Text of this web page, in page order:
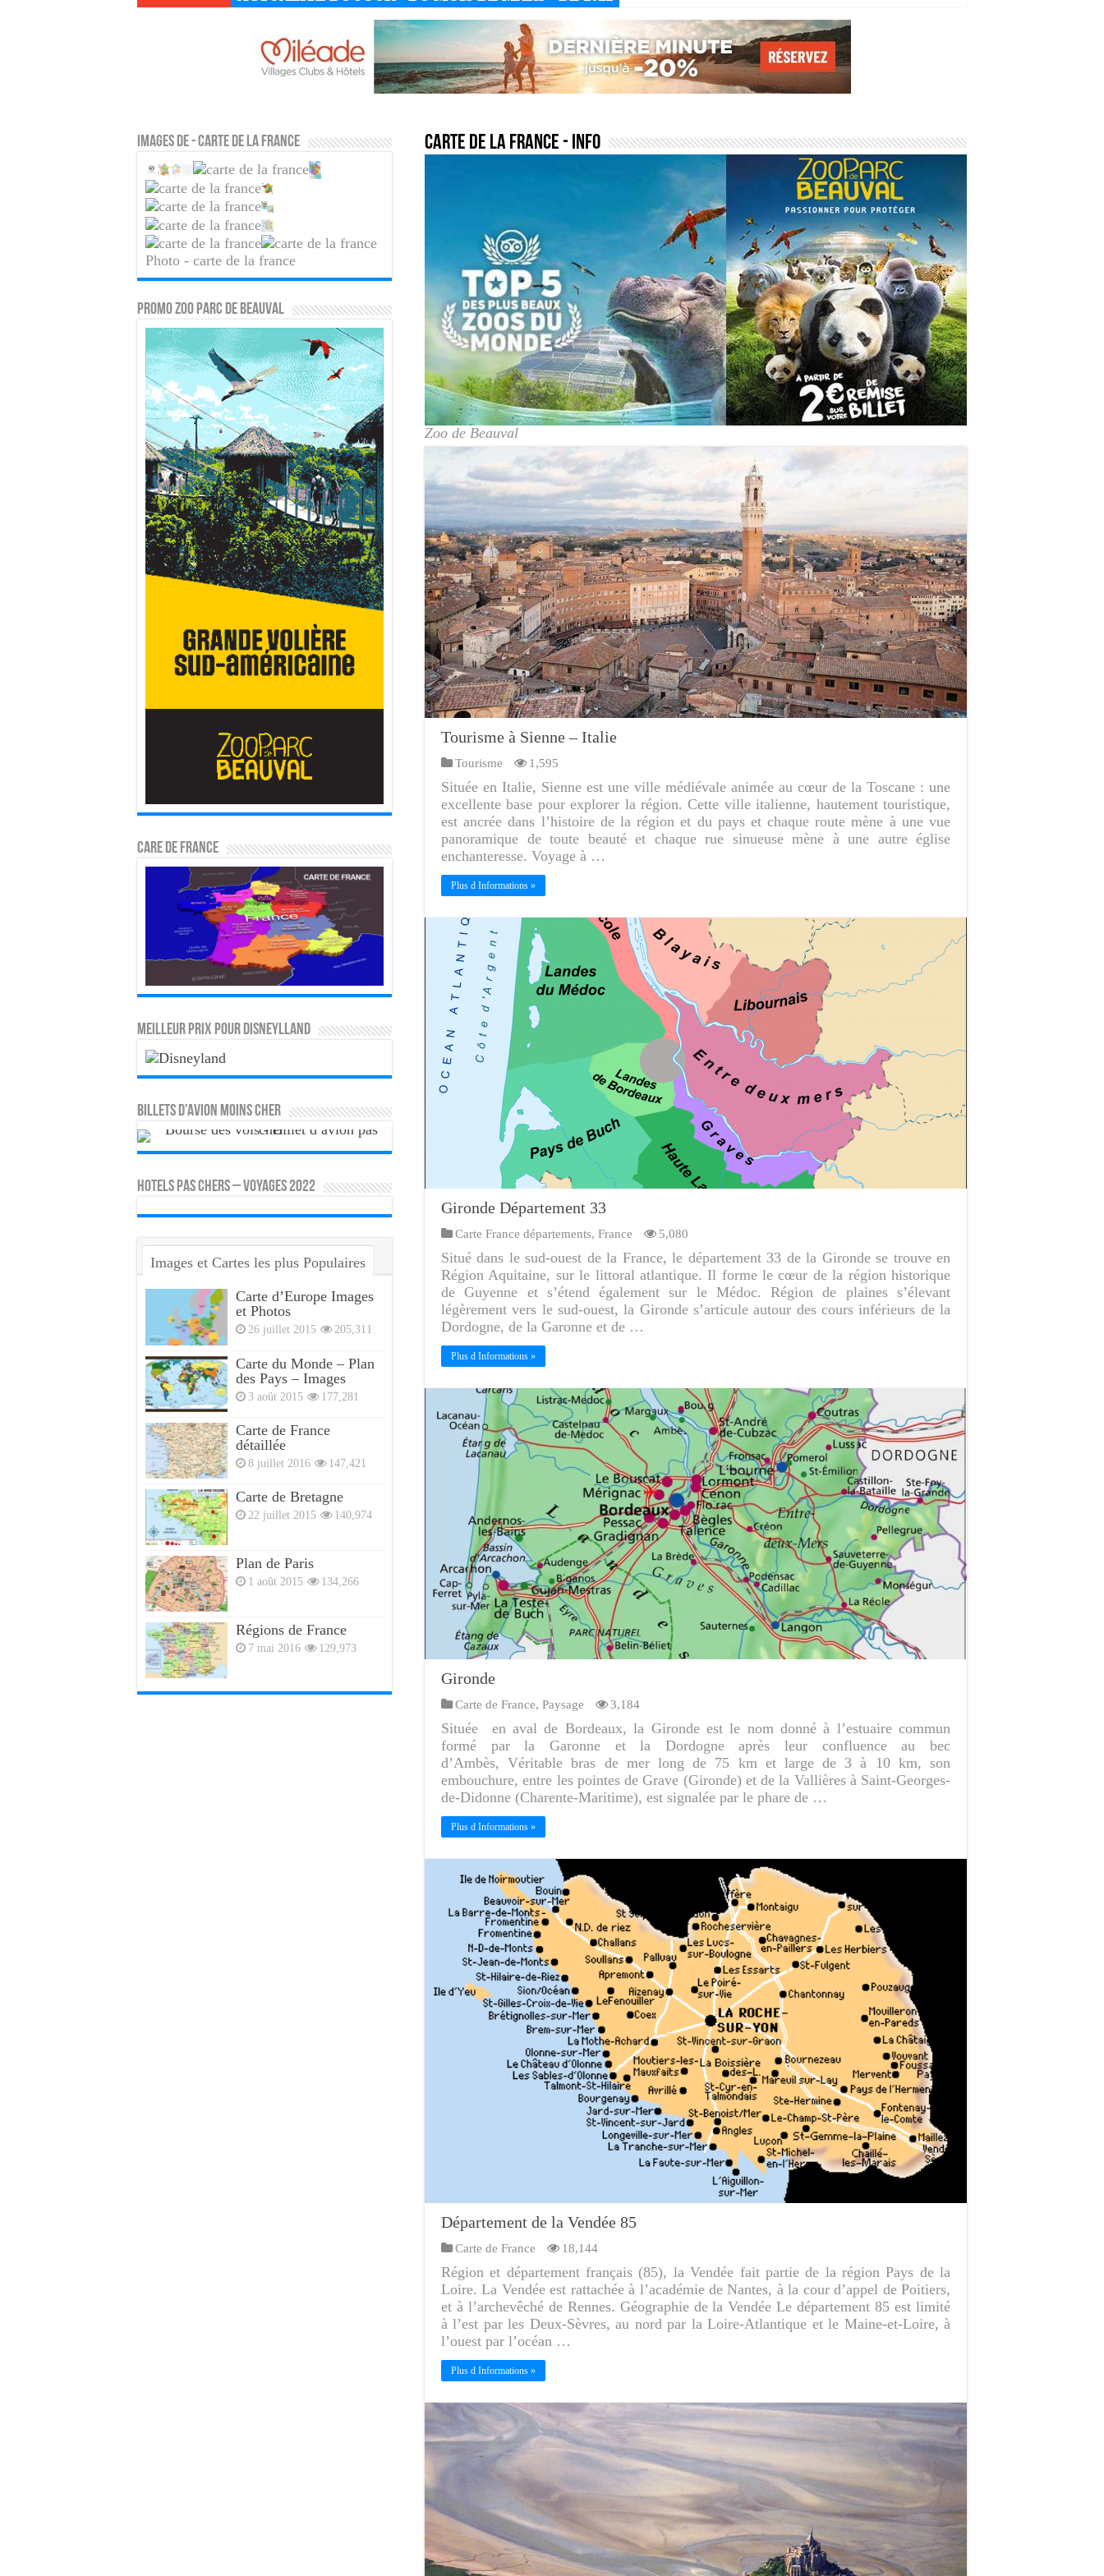
carte de la france - Info
Zoo de Beauval
Tourisme à Sienne – Italie
Tourisme 1,595
Située en Italie, Sienne est une ville médiévale animée au cœur de la Toscane : une
excellente base pour explorer la région. Cette ville italienne, hautement touristique,
est ancrée dans l’histoire de la région et du pays et chaque route mène à une vue
panoramique de toute beauté et chaque rue sinueuse mène à une autre église
enchanteresse. Voyage à …
Plus d Informations »
Gironde Département 33
Carte France départements, France 5,080
Situé dans le sud-ouest de la France, le département 33 de la Gironde se trouve en
Région Aquitaine, sur le littoral atlantique. Il forme le cœur de la région historique
de Guyenne et s’étend également sur le Médoc. Région de plaines s’élevant
légèrement vers le sud-ouest, la Gironde s’articule autour des cours inférieurs de la
Dordogne, de la Garonne et de …
Plus d Informations »
Gironde
Carte de France, Paysage 3,184
Située en aval de Bordeaux, la Gironde est le nom donné à l’estuaire commun
formé par la Garonne et la Dordogne après leur confluence au bec
d’Ambès, Véritable bras de mer long de 75 km et large de 3 à 10 km, son
embouchure, entre les pointes de Grave (Gironde) et de la Vallières à Saint-Georges-
de-Didonne (Charente-Maritime), est signalée par le phare de …
Plus d Informations »
Département de la Vendée 85
Carte de France 18,144
Région et département français (85), la Vendée fait partie de la région Pays de la
Loire. La Vendée est rattachée à l’académie de Nantes, à la cour d’appel de Poitiers,
et à l’archevêché de Rennes. Géographie de la Vendée Le département 85 est limité
à l’est par les Deux-Sèvres, au nord par la Loire-Atlantique et le Maine-et-Loire, à
l’ouest par l’océan …
Plus d Informations »
Images de - carte de la france
Photo - carte de la france
PROMO ZOO PARC DE BEAUVAL
CARE DE FRANCE
MEILLEUR PRIX POUR DISNEYLLAND
Billets d’avion moins cher
HOTELS PAS CHERS – VOYAGES 2022
Images et Cartes les plus Populaires
Carte d’Europe Images
et Photos
26 juillet 2015 205,311
Carte du Monde – Plan
des Pays – Images
3 août 2015 177,281
Carte de France
détaillée
8 juillet 2016 147,421
Carte de Bretagne
22 juillet 2015 140,974
Plan de Paris
1 août 2015 134,266
Régions de France
7 mai 2016 129,973